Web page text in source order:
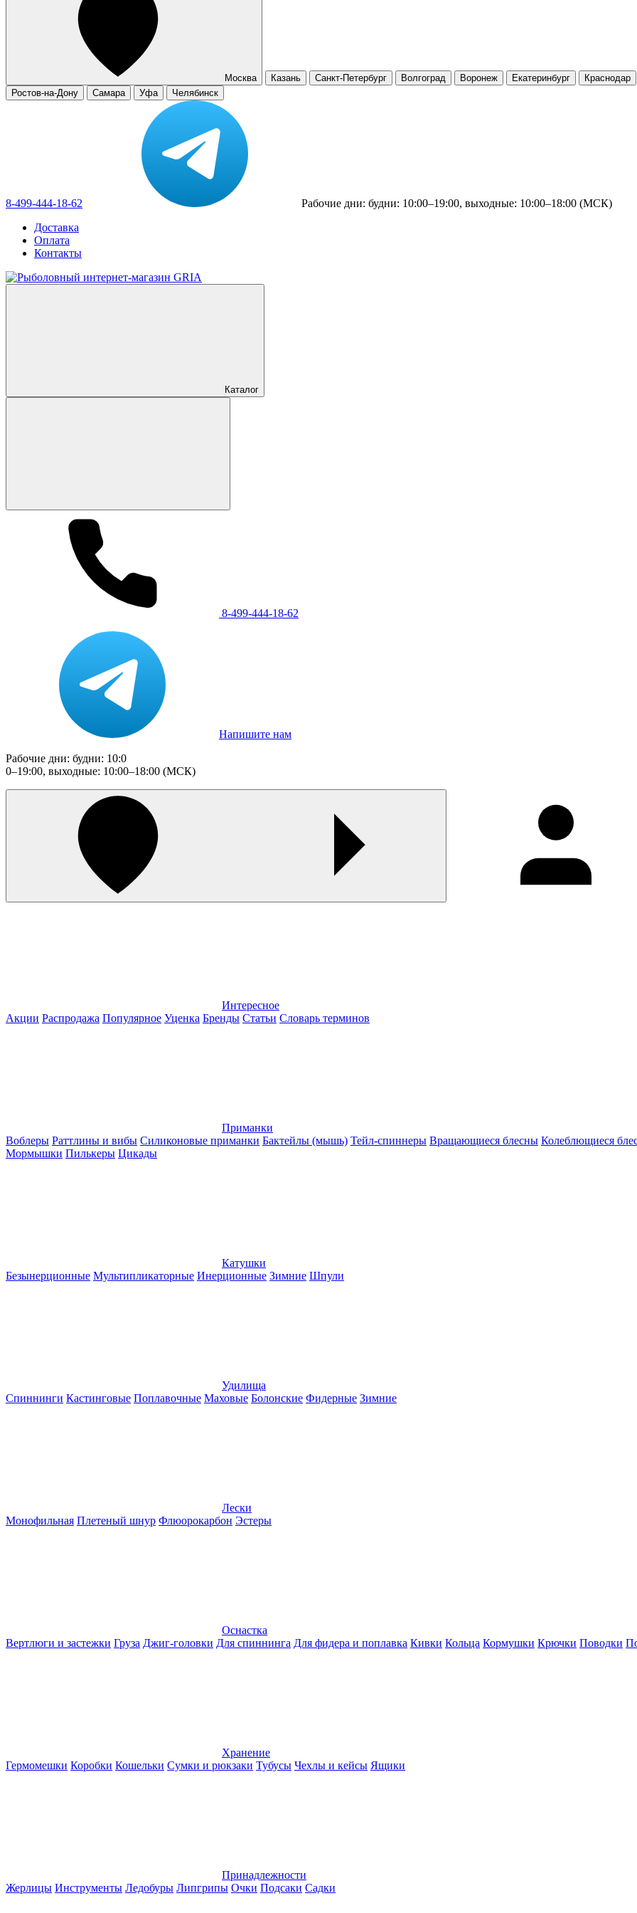
Москва Казань Санкт-Петербург Волгоград Воронеж Екатеринбург Краснодар
Ростов-на-Дону
Самара Уфа Челябинск
8-499-444-18-62
Рабочие дни: будни: 10:00–19:00, выходные: 10:00–18:00 (МСК)
Доставка
Оплата
Контакты
Каталог
8-499-444-18-62
Напишите нам
Рабочие дни: будни: 10:0
0–19:00, выходные: 10:00–18:00 (МСК)
Интересное
Акции Распродажа Популярное Уценка Бренды Статьи Словарь терминов
Приманки
Воблеры Раттлины и вибы Силиконовые приманки Бактейлы (мышь) Тейл-спиннеры Вращающиеся блесны Колеблющиеся
Мормышки Пилькеры Цикады
Катушки
Безынерционные Мультипликаторные Инерционные Зимние Шпули
Удилища
Спиннинги Кастинговые Поплавочные Маховые Болонские Фидерные Зимние
Лески
Монофильная Плетеный шнур Флюорокарбон Эстеры
Оснастка
Вертлюги и застежки Груза Джиг-головки Для спиннинга Для фидера и поплавка Кивки Кольца Кормушки Крючки Поводки
Хранение
Гермомешки Коробки Кошельки Сумки и рюкзаки Тубусы Чехлы и кейсы Ящики
Принадлежности
Жерлицы Инструменты Ледобуры Липгрипы Очки Подсаки Садки